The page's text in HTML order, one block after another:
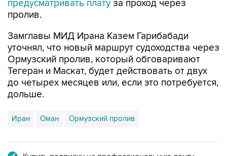
предусматривать плату за проход через
пролив.
Замглавы МИД Ирана Казем Гарибабади
уточнял, что новый маршрут судоходства через
Ормузский пролив, который обговаривают
Тегеран и Маскат, будет действовать от двух
до четырех месяцев или, если это потребуется,
дольше.
Иран Оман Ормузский пролив